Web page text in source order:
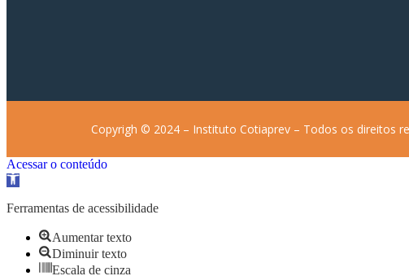
Copyrigh © 2024 – Instituto Cotiaprev – Todos os direitos
Acessar o conteúdo
Abrir a barra de ferramentas
Ferramentas de acessibilidade
Aumentar texto
Diminuir texto
Escala de cinza